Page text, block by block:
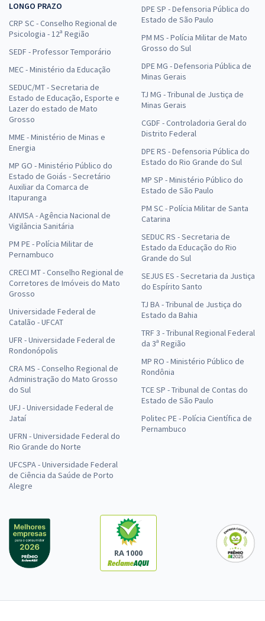
LONGO PRAZO
CRP SC - Conselho Regional de
Psicologia - 12ª Região
SEDF - Professor Temporário
MEC - Ministério da Educação
SEDUC/MT - Secretaria de
Estado de Educação, Esporte e
Lazer do estado de Mato
Grosso
MME - Ministério de Minas e
Energia
MP GO - Ministério Público do
Estado de Goiás - Secretário
Auxiliar da Comarca de
Itapuranga
ANVISA - Agência Nacional de
Vigilância Sanitária
PM PE - Polícia Militar de
Pernambuco
CRECI MT - Conselho Regional de
Corretores de Imóveis do Mato
Grosso
Universidade Federal de
Catalão - UFCAT
UFR - Universidade Federal de
Rondonópolis
CRA MS - Conselho Regional de
Administração do Mato Grosso
do Sul
UFJ - Universidade Federal de
Jataí
UFRN - Universidade Federal do
Rio Grande do Norte
UFCSPA - Universidade Federal
de Ciência da Saúde de Porto
Alegre
DPE SP - Defensoria Pública do
Estado de São Paulo
PM MS - Polícia Militar de Mato
Grosso do Sul
DPE MG - Defensoria Pública de
Minas Gerais
TJ MG - Tribunal de Justiça de
Minas Gerais
CGDF - Controladoria Geral do
Distrito Federal
DPE RS - Defensoria Pública do
Estado do Rio Grande do Sul
MP SP - Ministério Público do
Estado de São Paulo
PM SC - Polícia Militar de Santa
Catarina
SEDUC RS - Secretaria de
Estado da Educação do Rio
Grande do Sul
SEJUS ES - Secretaria da Justiça
do Espírito Santo
TJ BA - Tribunal de Justiça do
Estado da Bahia
TRF 3 - Tribunal Regional Federal
da 3ª Região
MP RO - Ministério Público de
Rondônia
TCE SP - Tribunal de Contas do
Estado de São Paulo
Politec PE - Polícia Científica de
Pernambuco
RA 1000